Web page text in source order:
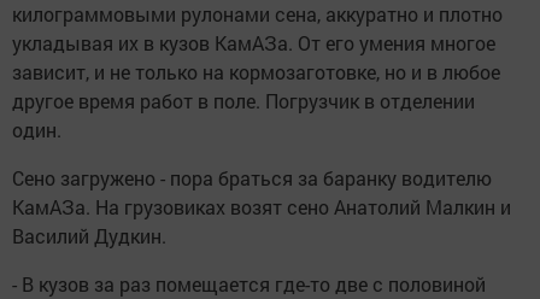
килограммовыми рулонами сена, аккуратно и плотно
укладывая их в кузов КамАЗа. От его умения многое
зависит, и не только на кормозаготовке, но и в любое
другое время работ в поле. Погрузчик в отделении
один.
Сено загружено - пора браться за баранку водителю
КамАЗа. На грузовиках возят сено Анатолий Малкин и
Василий Дудкин.
- В кузов за раз помещается где-то две с половиной